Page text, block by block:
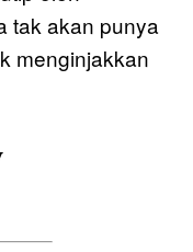
tak akan punya
menginjakkan